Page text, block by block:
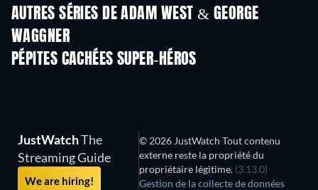
AUTRES SÉRIES DE ADAM WEST & GEORGE
WAGGNER
PÉPITES CACHÉES SUPER-HÉROS
JustWatchThe
Streaming Guide
We are hiring!
© 2026 JustWatch Tout contenu
externe reste la propriété du
propriétaire légitime. (3.13.0)
Gestion de la collecte de données